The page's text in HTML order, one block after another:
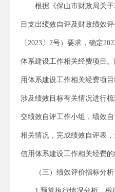
根据《保山市财政局关
目支出绩效自评及财政绩效
〔2023〕2号）要求，确定
体系建设工作相关经费项目
用体系建设工作相关经费项
涉及绩效目标有关情况进行
交绩效自评工作小组，绩效
相关情况，完成绩效自评表
信用体系建设工作相关经费的
（三）绩效评价指标分析